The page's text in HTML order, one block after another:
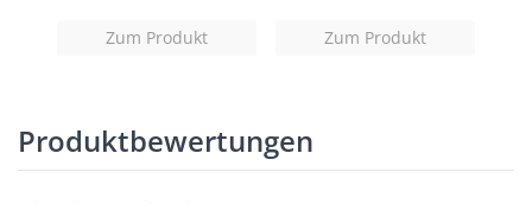
Zum Produkt Zum Produkt
Produktbewertungen